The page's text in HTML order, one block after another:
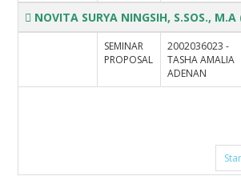
NOVITA SURYA NINGSIH, S.SOS., M.A
SEMINAR
PROPOSAL
2002036023 -
TASHA AMALIA
ADENAN